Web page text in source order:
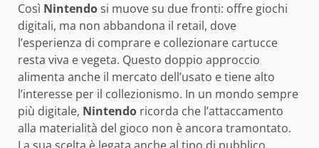
Così Nintendosi muove su due fronti: offre giochi
digitali, ma non abbandona il retail, dove
l’esperienza di comprare e collezionare cartucce
resta viva e vegeta. Questo doppio approccio
alimenta anche il mercato dell’usato e tiene alto
l’interesse per il collezionismo. In un mondo sempre
più digitale, Nintendo ricorda che l’attaccamento
alla materialità del gioco non è ancora tramontato.